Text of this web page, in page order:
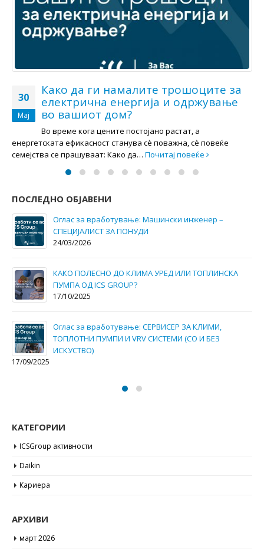
13
Мај
ICS Group – Daikin Kings- за највисок
промет во 2024 годинa.
ICS Group повторно го доби престижното признание
“Daikin Kings – Highest Turnover 2024”. за реализирање
најголема продажба на Daikin…Почитај повеќе
енергија и одржување во вашиот дом?
30/05/2025
ТОПЛОТНИ ПУМПИ И VRV СИСТЕМИ (СО И БЕЗ
ИСКУСТВО)
13/05/2025
ICS Group – Daikin Kings- за највисок промет во 2024
годинa.
13/05/2025
октомври 2025